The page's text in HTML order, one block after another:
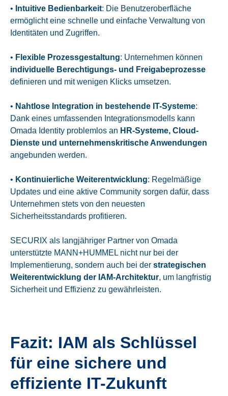
• Intuitive Bedienbarkeit: Die Benutzeroberfläche
ermöglicht eine schnelle und einfache Verwaltung von
Identitäten und Zugriffen.
• Flexible Prozessgestaltung: Unternehmen können
individuelle Berechtigungs- und Freigabeprozesse
definieren und mit wenigen Klicks umsetzen.
• Nahtlose Integration in bestehende IT-Systeme:
Dank eines umfassenden Integrationsmodells kann
Omada Identity problemlos an HR-Systeme, Cloud-
Dienste und unternehmenskritische Anwendungen
angebunden werden.
• Kontinuierliche Weiterentwicklung: Regelmäßige
Updates und eine aktive Community sorgen dafür, dass
Unternehmen stets von den neuesten
Sicherheitsstandards profitieren.
SECURIX als langjähriger Partner von Omada
unterstützte MANN+HUMMEL nicht nur bei der
Implementierung, sondern auch bei der strategischen
Weiterentwicklung der IAM-Architektur, um langfristig
Sicherheit und Effizienz zu gewährleisten.
Fazit: IAM als Schlüssel
für eine sichere und
effiziente IT-Zukunft